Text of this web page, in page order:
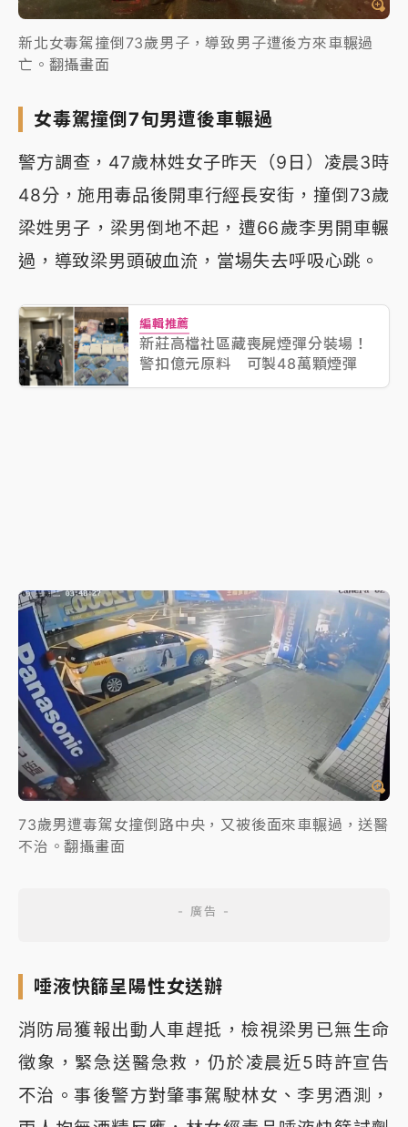
新北女毒駕撞倒73歲男子，導致男子遭後方來車輾過
亡。翻攝畫面
女毒駕撞倒7旬男遭後車輾過
警方調查，47歲林姓女子昨天（9日）凌晨3時
48分，施用毒品後開車行經長安街，撞倒73歲
梁姓男子，梁男倒地不起，遭66歲李男開車輾
過，導致梁男頭破血流，當場失去呼吸心跳。
編輯推薦
新莊高檔社區藏喪屍煙彈分裝場！
警扣億元原料 可製48萬顆煙彈
73歲男遭毒駕女撞倒路中央，又被後面來車輾過，送醫
不治。翻攝畫面
唾液快篩呈陽性女送辦
消防局獲報出動人車趕抵，檢視梁男已無生命
徵象，緊急送醫急救，仍於凌晨近5時許宣告
不治。事後警方對肇事駕駛林女、李男酒測，